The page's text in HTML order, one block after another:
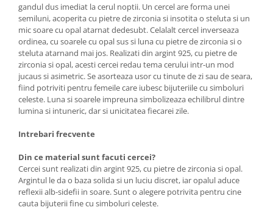
gandul dus imediat la cerul noptii. Un cercel are forma unei
semiluni, acoperita cu pietre de zirconia si insotita o steluta si un
mic soare cu opal atarnat dedesubt. Celalalt cercel inverseaza
ordinea, cu soarele cu opal sus si luna cu pietre de zirconia si o
steluta atarnand mai jos. Realizati din argint 925, cu pietre de
zirconia si opal, acesti cercei redau tema cerului intr-un mod
jucaus si asimetric. Se asorteaza usor cu tinute de zi sau de seara,
fiind potriviti pentru femeile care iubesc bijuteriile cu simboluri
celeste. Luna si soarele impreuna simbolizeaza echilibrul dintre
lumina si intuneric, dar si unicitatea fiecarei zile.
Intrebari frecvente
Din ce material sunt facuti cercei?
Cercei sunt realizati din argint 925, cu pietre de zirconia si opal.
Argintul le da o baza solida si un luciu discret, iar opalul aduce
reflexii alb-sidefii in soare. Sunt o alegere potrivita pentru cine
cauta bijuterii fine cu simboluri celeste.